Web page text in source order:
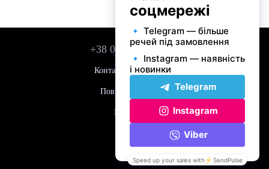
+38 050 743 01 42
Контактна інформація
Повна версія сайту
Мапа сайту